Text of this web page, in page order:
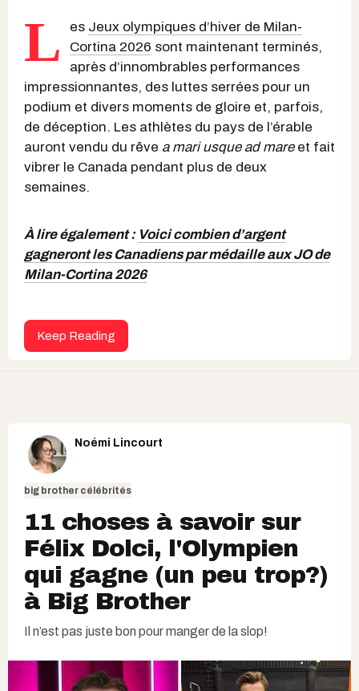
L es Jeux olympiques d’hiver de Milan-
Cortina 2026 sont maintenant terminés,
après d’innombrables performances
impressionnantes, des luttes serrées pour un
podium et divers moments de gloire et, parfois,
de déception. Les athlètes du pays de l’érable
auront vendu du rêve a mari usque ad mareet fait
vibrer le Canada pendant plus de deux
semaines.
À lire également : Voici combien d’argent
gagneront les Canadiens par médaille aux JO de
Milan-Cortina 2026
Keep Reading
Noémi Lincourt
big brother célébrités
11 choses à savoir sur
Félix Dolci, l'Olympien
qui gagne (un peu trop?)
à Big Brother
Il n’est pas juste bon pour manger de la slop!